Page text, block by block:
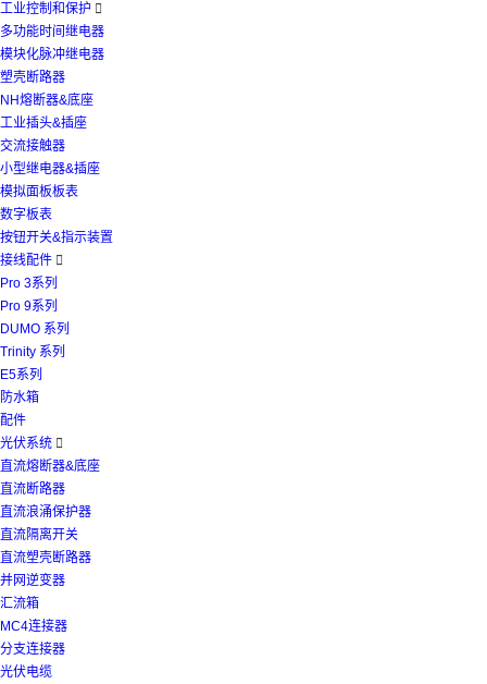
工业控制和保护 
多功能时间继电器
模块化脉冲继电器
塑壳断路器
NH熔断器&底座
工业插头&插座
交流接触器
小型继电器&插座
模拟面板板表
数字板表
按钮开关&指示装置
接线配件 
Pro 3系列
Pro 9系列
DUMO 系列
Trinity 系列
E5系列
防水箱
配件
光伏系统 
直流熔断器&底座
直流断路器
直流浪涌保护器
直流隔离开关
直流塑壳断路器
并网逆变器
汇流箱
MC4连接器
分支连接器
光伏电缆